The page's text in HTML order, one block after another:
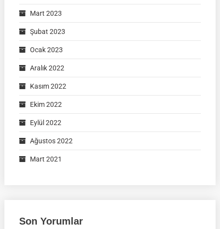
Mart 2023
Şubat 2023
Ocak 2023
Aralık 2022
Kasım 2022
Ekim 2022
Eylül 2022
Ağustos 2022
Mart 2021
Son Yorumlar